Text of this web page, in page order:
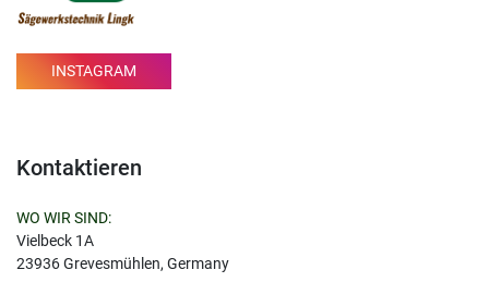
INSTAGRAM
Kontaktieren
WO WIR SIND:
Vielbeck 1A
23936 Grevesmühlen, Germany